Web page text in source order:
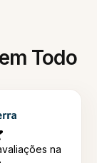
Todo
na